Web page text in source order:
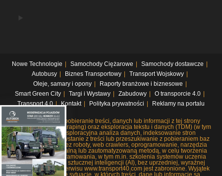
Nowe Technologie Samochody Ciężarowe
Samochody dostawcze
Autobusy
Biznes Transportowy
Transport Wojskowy
Oleje, samary i opony
Raporty branżowe i biznesowe
Smart Green City
Targi i Wystawy Zabudowy
O transporcie 4.0
Transport 4.0
Kontakt Polityka prywatności Reklamy na portalu
Systematyczne pobieranie treści, danych lub informacji z tej strony
internetowej (web scraping) oraz eksploracja tekstu i danych (TDM) (w tym
pobieranie i eksploracyjna analiza danych, indeksowanie stron
internetowych, korzystanie z treści lub przeszukiwanie z pobieraniem baz
danych), czy to przez roboty, web crawlers, oprogramowanie, narzędzia
lub dowolną manualną lub zautomatyzowaną metodą, w celu tworzenia
lub rozwoju oprogramowania, w tym m.in. szkolenia systemów uczenia
maszynowego lub sztucznej inteligencji (AI), bez uprzedniej, wyraźnej
zgody wydawców serwisu www.transport40.com jest zabronione. Wyjątek